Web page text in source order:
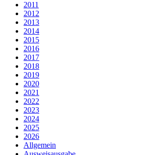
2011
2012
2013
2014
2015
2016
2017
2018
2019
2020
2021
2022
2023
2024
2025
2026
Allgemein